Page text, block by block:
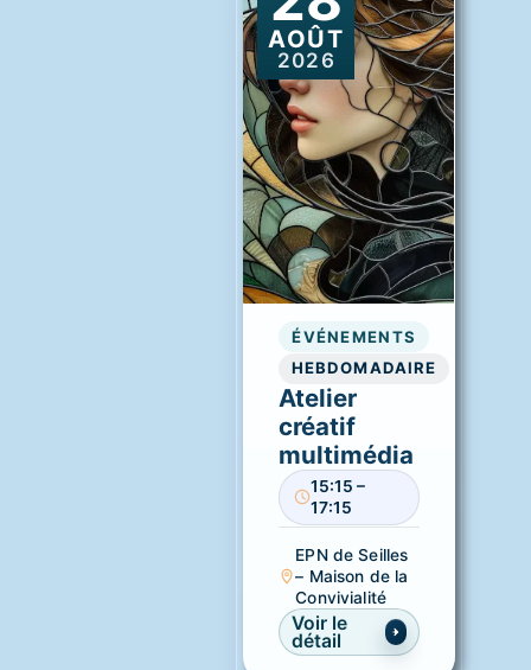
AOÛT
2026
ÉVÉNEMENTS
HEBDOMADAIRE
Atelier
créatif
multimédia
15:15 –
17:15
EPN de Seilles
– Maison de la
Convivialité
Voir le
détail